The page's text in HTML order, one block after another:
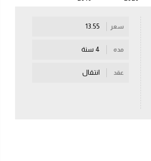
سعر
مده
عقد انتقال